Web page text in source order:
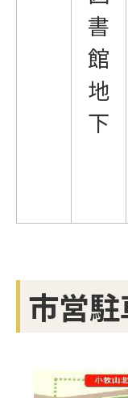
書
館
地
下
市営